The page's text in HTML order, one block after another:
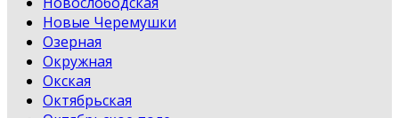
Новые Черемушки
Озерная
Окружная
Окская
Октябрьская